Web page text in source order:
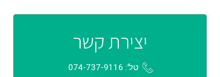
יצירת קשר
טל': 074-737-9116